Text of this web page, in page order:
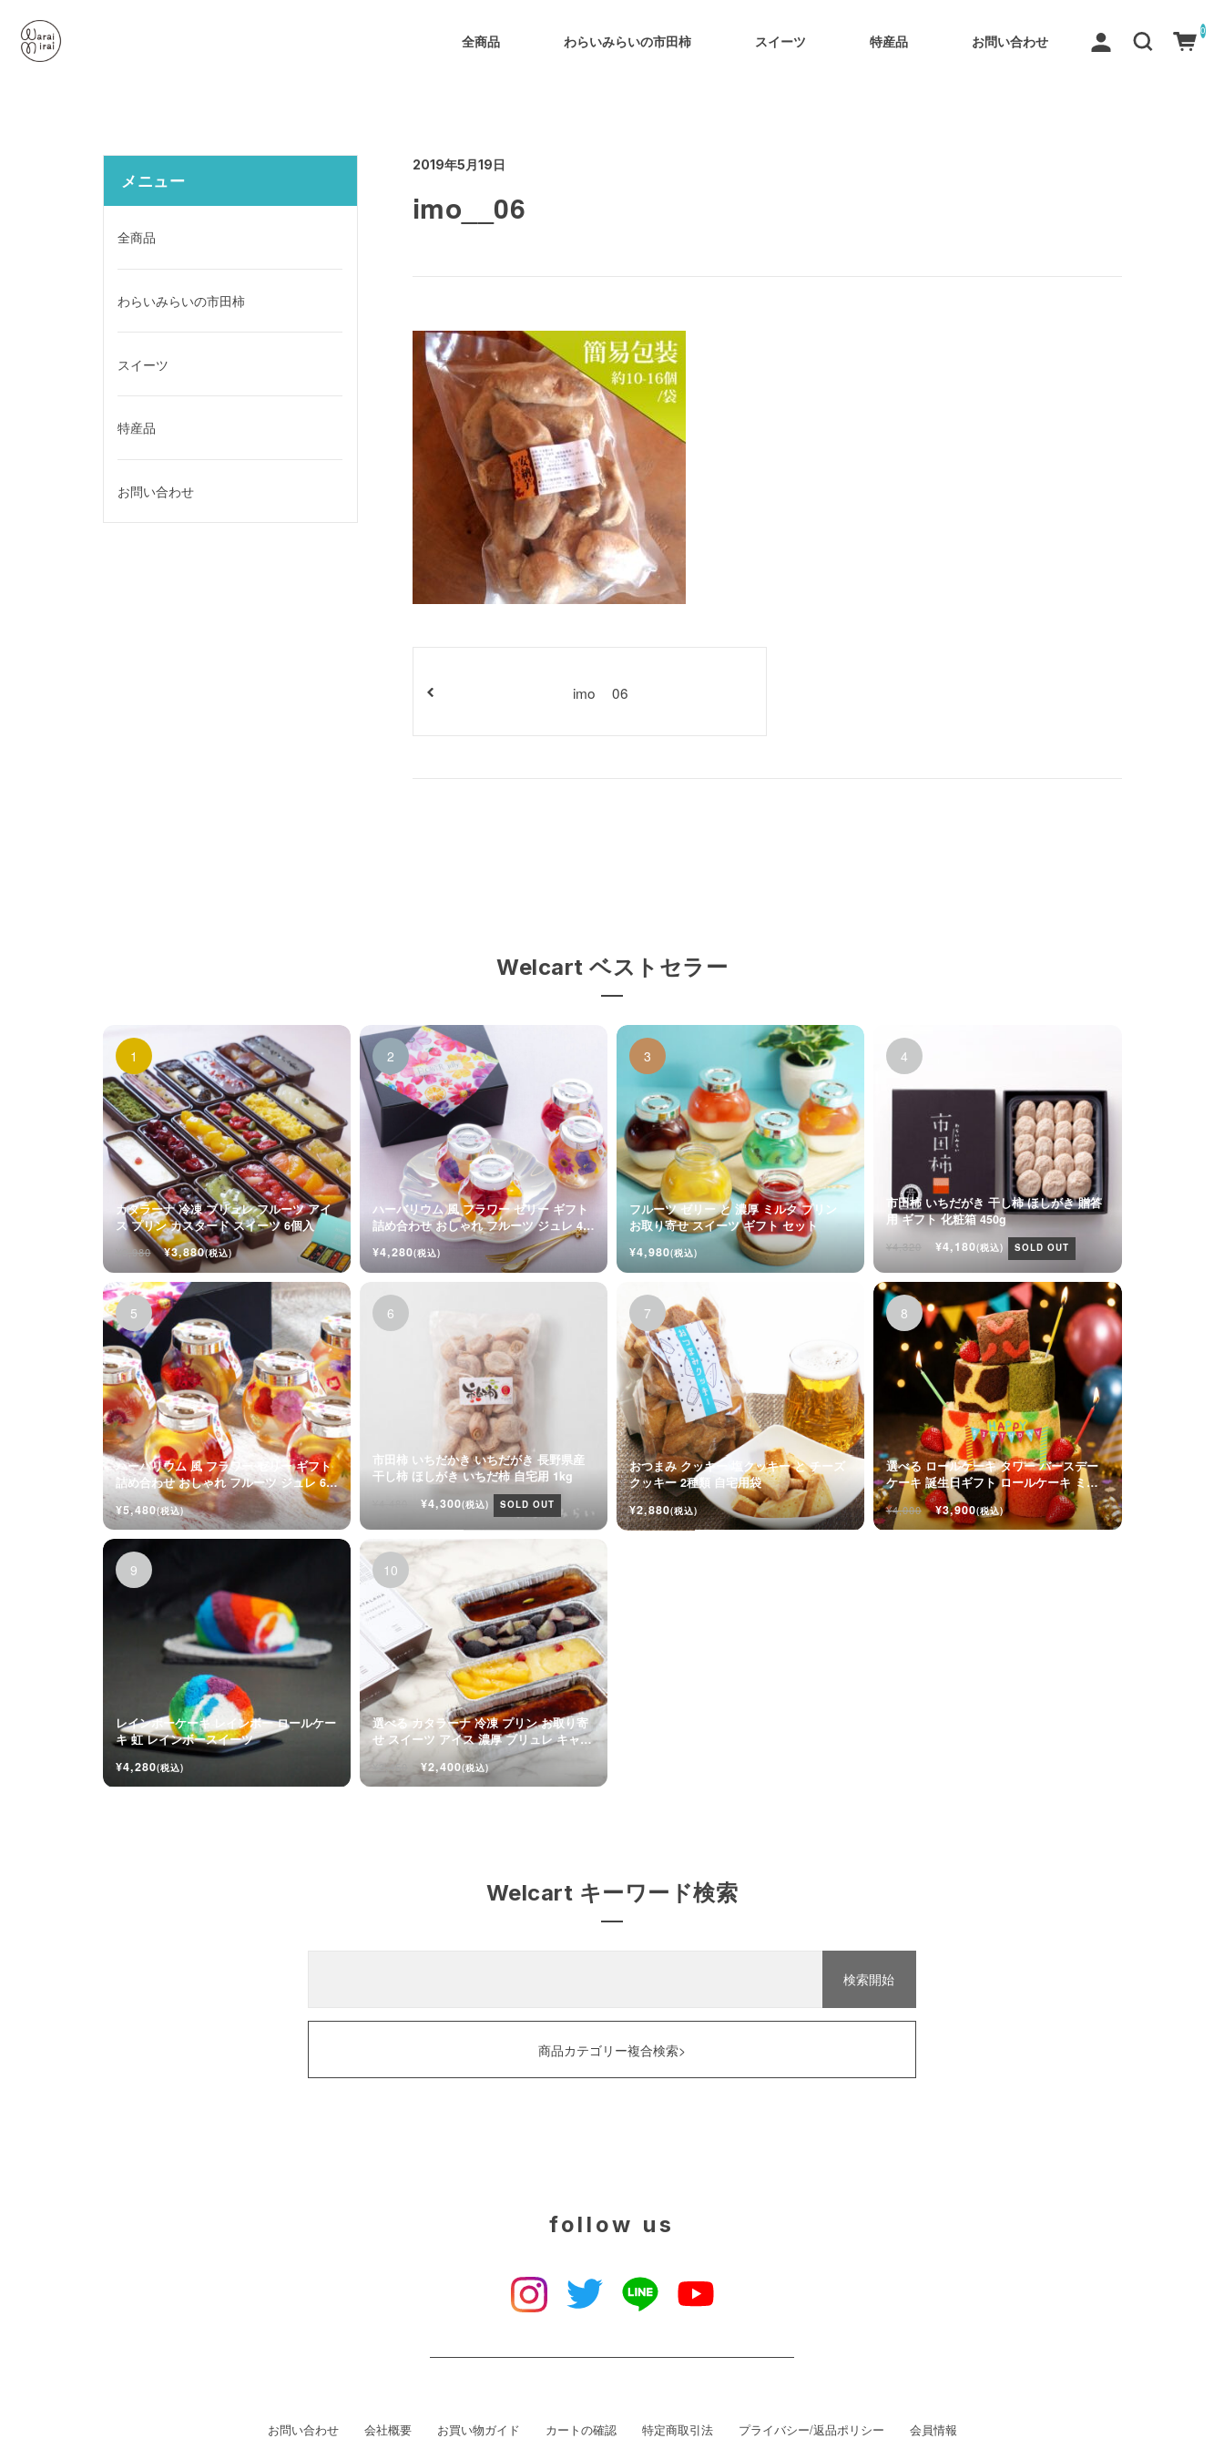
全商品 わらいみらいの市田柿 スイーツ 特産品 お問い合わせ
0
2019年5月19日
imo__06
imo__06
メニュー
全商品
わらいみらいの市田柿
スイーツ
特産品
お問い合わせ
Welcart ベストセラー
カタラーナ 冷凍 ブリュレ フルーツ アイ
ス プリン カスタード スイーツ 6個入
¥3,980 ¥3,880(税込)
ハーバリウム 風 フラワー ゼリー ギフト
詰め合わせ おしゃれ フルーツ ジュレ 4個
¥4,280(税込)
フルーツ ゼリー と 濃厚 ミルク プリン
お取り寄せ スイーツ ギフト セット
¥4,980(税込)
市田柿 いちだがき 干し柿 ほしがき 贈答
用 ギフト 化粧箱 450g
¥4,320 ¥4,180(税込) SOLD OUT
ハーバリウム 風 フラワー ゼリー ギフト
詰め合わせ おしゃれ フルーツ ジュレ 6個
入
¥5,480(税込)
市田柿 いちだかき いちだがき 長野県産
干し柿 ほしがき いちだ柿 自宅用 1kg
¥4,300(税込) SOLD OUT
おつまみ クッキー 塩クッキー と チーズ
クッキー 2種類 自宅用袋
¥2,880(税込)
選べる ロールケーキ タワー バースデー
ケーキ 誕生日ギフト ロールケーキ ミニ
ケーキ
¥4,000 ¥3,900(税込)
レインボーケーキ レインボー ロールケー
キ 虹 レインボースイーツ
¥4,280(税込)
選べる カタラーナ 冷凍 プリン お取り寄
せ スイーツ アイス 濃厚 ブリュレ キャラ
メル
¥2,450 ¥2,400(税込)
Welcart キーワード検索
商品カテゴリー複合検索>
follow us
お問い合わせ 会社概要 お買い物ガイド カートの確認 特定商取引法 プライバシー/返品ポリシー 会員情報